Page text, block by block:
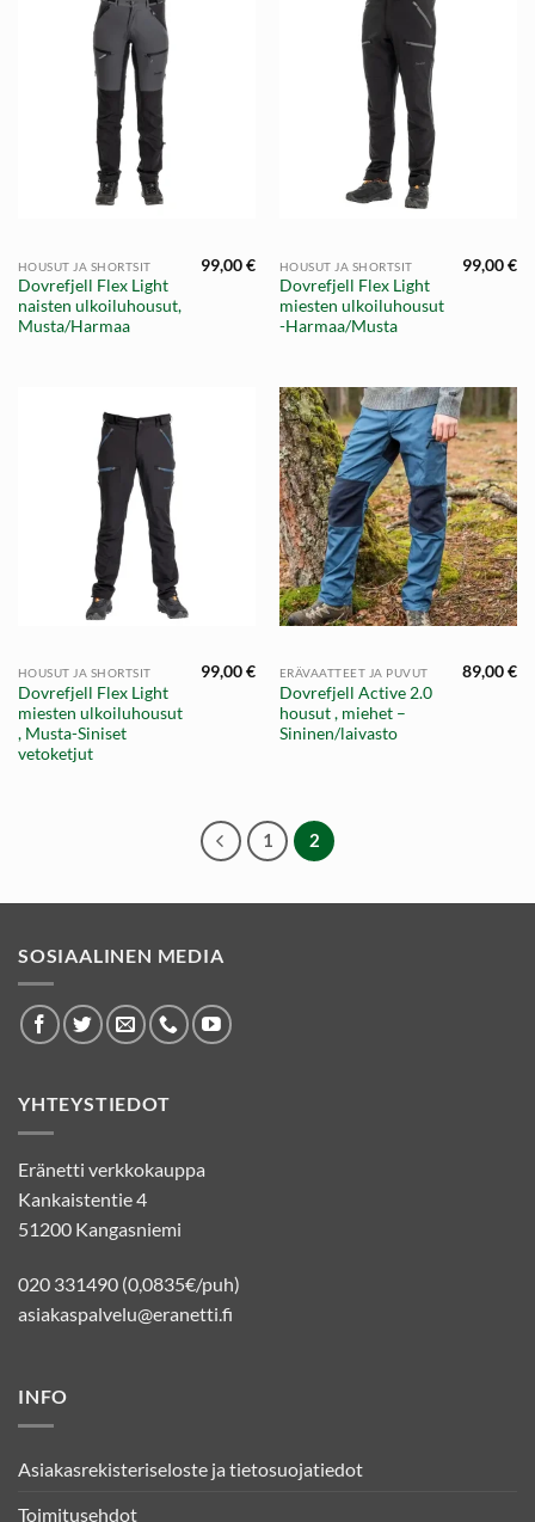
HOUSUT JA SHORTSIT
Dovrefjell Flex Light
naisten ulkoiluhousut,
Musta/Harmaa
99,00€ HOUSUT JA SHORTSIT
Dovrefjell Flex Light
miesten ulkoiluhousut
-Harmaa/Musta
99,00€
HOUSUT JA SHORTSIT
Dovrefjell Flex Light
miesten ulkoiluhousut
, Musta-Siniset
vetoketjut
99,00€ ERÄVAATTEET JA PUVUT
Dovrefjell Active 2.0
housut , miehet –
Sininen/laivasto
89,00€
1 2
SOSIAALINEN MEDIA
YHTEYSTIEDOT
Eränetti verkkokauppa
Kankaistentie 4
51200 Kangasniemi
020 331490 (0,0835€/puh)
asiakaspalvelu@eranetti.fi
INFO
Asiakasrekisteriseloste ja tietosuojatiedot
Toimitusehdot